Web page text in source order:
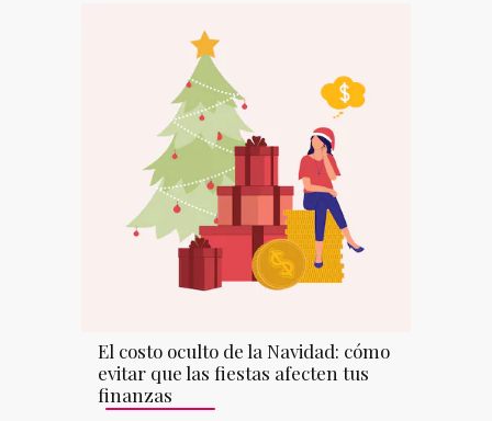
El costo oculto de la Navidad: cómo
evitar que las fiestas afecten tus
finanzas